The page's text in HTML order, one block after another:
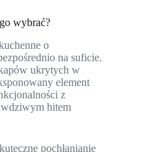
wybrać?
o
na suficie.
ukrytych w
element
z
hitem
pochłanianie